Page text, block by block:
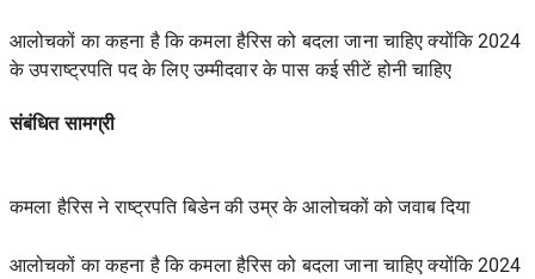
आलोचकों का कहना है कि कमला हैरिस को बदला जाना चाहिए क्योंकि 2024
के उपराष्ट्रपति पद के लिए उम्मीदवार के पास कई सीटें होनी चाहिए
संबंधित सामग्री
कमला हैरिस ने राष्ट्रपति बिडेन की उम्र के आलोचकों को जवाब दिया
आलोचकों का कहना है कि कमला हैरिस को बदला जाना चाहिए क्योंकि 2024